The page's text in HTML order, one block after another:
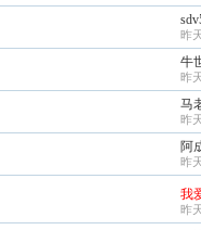
昨
牛
昨
马
昨
阿
昨
我
昨